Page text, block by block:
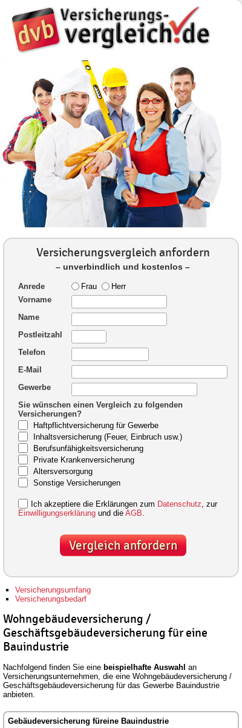
Versicherungsvergleich anfordern
– unverbindlich und kostenlos –
Anrede Frau
Herr
Vorname
Name
Postleitzahl
Telefon
E-Mail
Gewerbe
Sie wünschen einen Vergleich zu folgenden
Versicherungen?
Haftpflichtversicherung für Gewerbe
Inhaltsversicherung (Feuer, Einbruch usw.)
Berufsunfähigkeitsversicherung
Private Krankenversicherung
Altersversorgung
Sonstige Versicherungen
Ich akzeptiere die Erklärungen zum Datenschutz , zur
Einwilligungserklärung und die AGB.
Vergleich anfordern
Versicherungsumfang
Versicherungsbedarf
Wohngebäudeversicherung /
Geschäftsgebäudeversicherung für eine
Bauindustrie
Nachfolgend finden Sie eine beispielhafte Auswahl an
Versicherungsunternehmen, die eine Wohngebäudeversicherung /
Geschäftsgebäudeversicherung für das Gewerbe Bauindustrie
anbieten.
Gebäudeversicherung füreine Bauindustrie